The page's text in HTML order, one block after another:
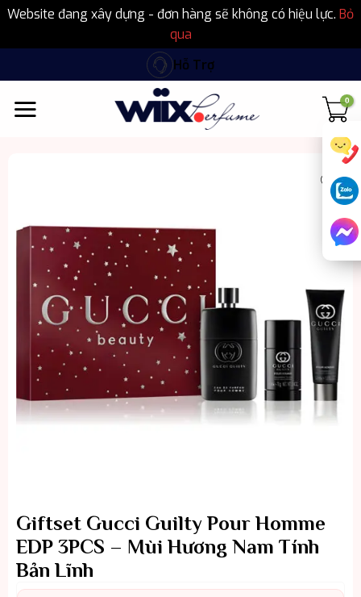
Website đang xây dựng - đơn hàng sẽ không có hiệu lực. Bỏ
qua
qua
nội
dung
Hỗ Trợ
Giftset Gucci Guilty Pour Homme
EDP 3PCS – Mùi Hương Nam Tính
Bản Lĩnh